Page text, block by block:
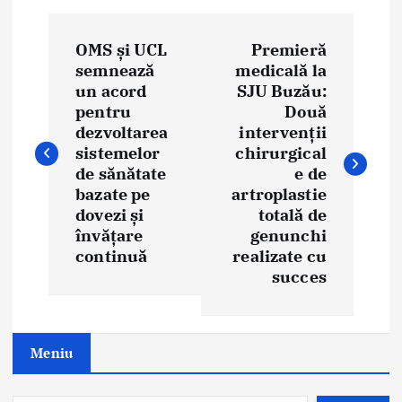
t
n
a
t
OMS și UCL
semnează
un acord
pentru
dezvoltarea
sistemelor
de sănătate
bazate pe
dovezi și
învățare
continuă
Premieră
medicală la
SJU Buzău:
Două
intervenții
chirurgical
e de
artroplastie
totală de
genunchi
realizate cu
succes
Meniu